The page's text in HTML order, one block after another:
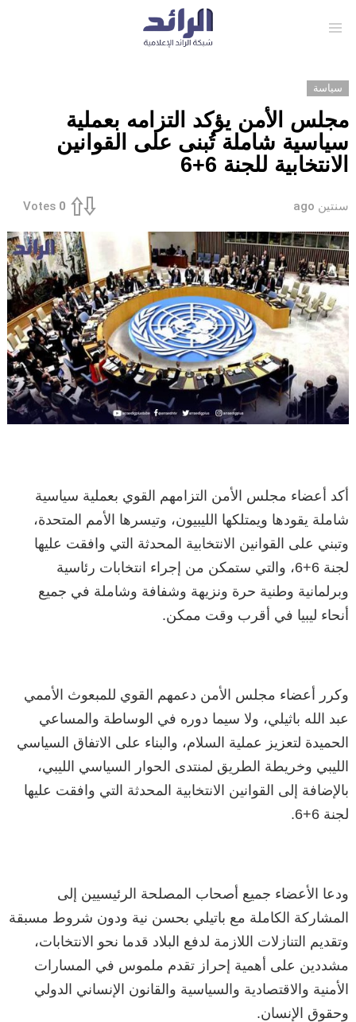
سياسة
مجلس الأمن يؤكد التزامه بعملية
سياسية شاملة تُبنى على القوانين
الانتخابية للجنة 6+6
سنتين ago 0
Votes
أكد أعضاء مجلس الأمن التزامهم القوي بعملية سياسية
شاملة يقودها ويمتلكها الليبيون، وتيسرها الأمم المتحدة،
وتبني على القوانين الانتخابية المحدثة التي وافقت عليها
لجنة 6+6، والتي ستمكن من إجراء انتخابات رئاسية
وبرلمانية وطنية حرة ونزيهة وشفافة وشاملة في جميع
أنحاء ليبيا في أقرب وقت ممكن.
وكرر أعضاء مجلس الأمن دعمهم القوي للمبعوث الأممي
عبد الله باثيلي، ولا سيما دوره في الوساطة والمساعي
الحميدة لتعزيز عملية السلام، والبناء على الاتفاق السياسي
الليبي وخريطة الطريق لمنتدى الحوار السياسي الليبي،
بالإضافة إلى القوانين الانتخابية المحدثة التي وافقت عليها
لجنة 6+6.
ودعا الأعضاء جميع أصحاب المصلحة الرئيسيين إلى
المشاركة الكاملة مع باتيلي بحسن نية ودون شروط مسبقة
وتقديم التنازلات اللازمة لدفع البلاد قدما نحو الانتخابات،
مشددين على أهمية إحراز تقدم ملموس في المسارات
الأمنية والاقتصادية والسياسية والقانون الإنساني الدولي
وحقوق الإنسان.